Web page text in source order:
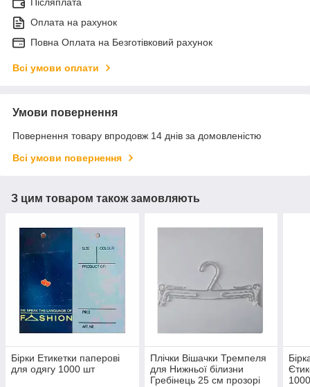
Оплата на рахунок
Повна Оплата на Безготівковий рахунок
Всі умови оплати
Умови повернення
Повернення товару впродовж 14 днів за домовленістю
Всі умови повернення
З цим товаром також замовляють
Бірки Етикетки паперові
для одягу 1000 шт
Плічки Вішачки Тремпеля
для Нижньої білизни
Гребінець 25 см прозорі